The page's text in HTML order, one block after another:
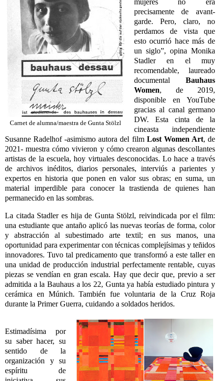
Carnet de alumna/maestra de Gunta Stölzl
mujeres no era
precisamente de avant-
garde. Pero, claro, no
perdamos de vista que
esto ocurrió hace más de
un siglo”, opina Monika
Stadler en el muy
recomendable, laureado
documental Bauhaus
Women, de 2019,
disponible en YouTube
gracias al canal germano
DW. Esta cinta de la
cineasta independiente
Susanne Radelhof -asimismo autora del film Lost Women Art, de
2021- muestra cómo vivieron y cómo crearon algunas descollantes
artistas de la escuela, hoy virtuales desconocidas. Lo hace a través
de archivos inéditos, diarios personales, interviús a parientes y
expertos en historia que ponen en valor sus obras; en suma, un
material imperdible para conocer la trastienda de quienes han
permanecido en las sombras.
La citada Stadler es hija de Gunta Stölzl, reivindicada por el film:
una estudiante que antaño aplicó las nuevas teorías de forma, color
y abstracción al subestimado arte textil; en sus manos, una
oportunidad para experimentar con técnicas complejísimas y teñidos
innovadores. Tuvo tal predicamento que transformó a este taller en
una unidad de producción industrial perfectamente rentable, cuyas
piezas se vendían en gran escala. Hay que decir que, previo a ser
admitida a la Bauhaus a los 22, Gunta ya había estudiado pintura y
cerámica en Múnich. También fue voluntaria de la Cruz Roja
durante la Primer Guerra, cuidando a soldados heridos.
Estimadísima por
su saber hacer, su
sentido de la
organización y su
espíritu de